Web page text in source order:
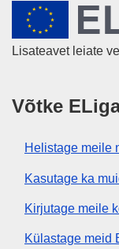
Euroopa
Lisateavet leiate
Võtke
Helistage meile
Kasutage ka
Kirjutage meile
Külastage meid